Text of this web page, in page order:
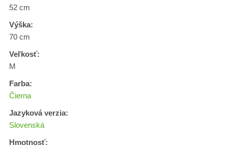
52 cm
Výška:
70 cm
Veľkosť:
M
Farba:
Čierna
Jazyková verzia:
Slovenská
Hmotnosť: